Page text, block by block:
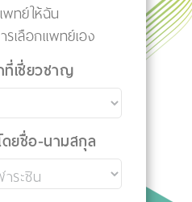
พทย์ให้ฉัน
เลือกแพทย์เอง
ที่เชี่ยวชาญ
ยชื่อ-นามสกุล